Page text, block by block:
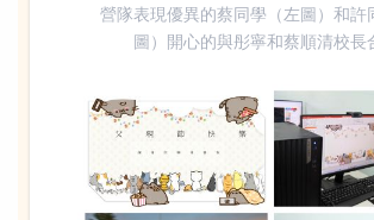
營隊表現優異的蔡同學（左圖）和許
圖）開心的與彤寧和蔡順清校長